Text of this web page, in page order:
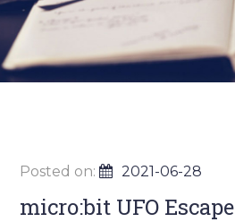
Posted on: 2021-06-28
micro:bit UFO Escape